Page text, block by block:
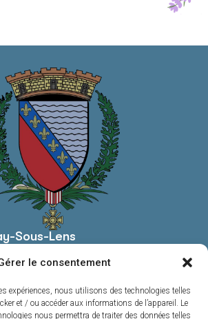
le consentement
expériences, nous utilisons des technologies telles
et / ou accéder aux informations de l’appareil. Le
nous permettra de traiter des données telles
Sous-Lens